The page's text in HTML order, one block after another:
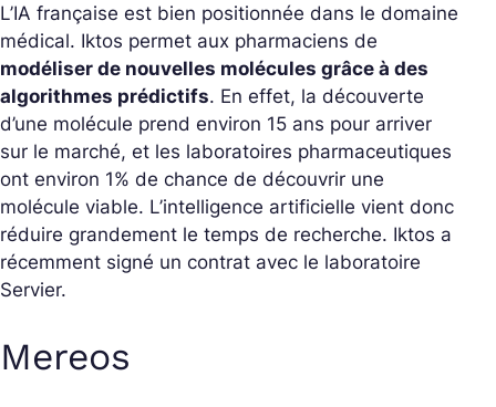
L’IA française est bien positionnée dans le domaine
médical. Iktos permet aux pharmaciens de
modéliser de nouvelles molécules grâce à des
algorithmes prédictifs. En effet, la découverte
d’une molécule prend environ 15 ans pour arriver
sur le marché, et les laboratoires pharmaceutiques
ont environ 1% de chance de découvrir une
molécule viable. L’intelligence artificielle vient donc
réduire grandement le temps de recherche. Iktos a
récemment signé un contrat avec le laboratoire
Servier.
Mereos